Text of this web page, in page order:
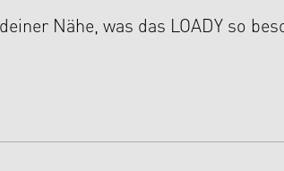
Nähe, was das LOADY so